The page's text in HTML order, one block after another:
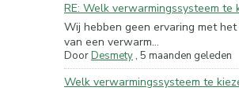
RE: Welk verwarmingssysteem te
Wij hebben geen ervaring met het
van een verwarm...
DoorDesmety , 5 maanden geleden
Welk verwarmingssysteem te